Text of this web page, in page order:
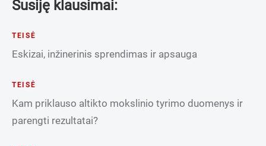
Susiję klausimai:
TEISĖ
Eskizai, inžinerinis sprendimas ir apsauga
TEISĖ
Kam priklauso altikto mokslinio tyrimo duomenys ir
parengti rezultatai?